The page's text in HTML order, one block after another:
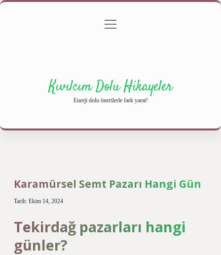
Gizlilik Politikası
menüyü
Kıvılcım Dolu Hikayeler
Enerji dolu önerilerle fark yarat!
Karamürsel Semt Pazarı Hangi Gün
Tarih: Ekim 14, 2024
Tekirdağ pazarları hangi
günler?